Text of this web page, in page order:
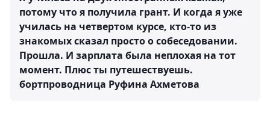
потому что я получила грант. И когда я уже
училась на четвертом курсе, кто-то из
знакомых сказал просто о собеседовании.
Прошла. И зарплата была неплохая на тот
момент. Плюс ты путешествуешь.
бортпроводница Руфина Ахметова